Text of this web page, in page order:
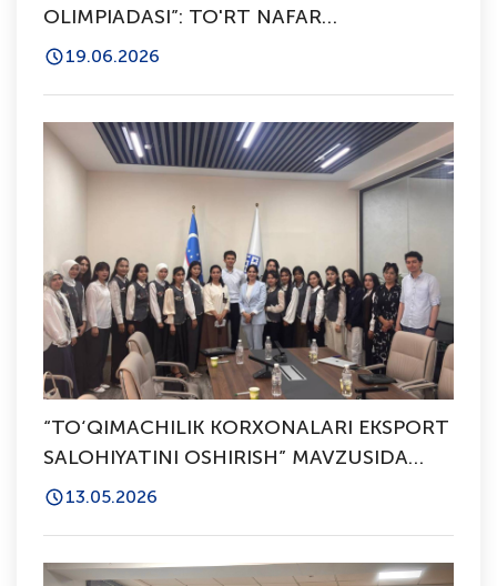
OLIMPIADASI”: TO'RT NAFAR
SPORTCHIMIZ RESPUBLIKA BOSQICHIGA
19.06.2026
“TO‘QIMACHILIK KORXONALARI EKSPORT
SALOHIYATINI OSHIRISH” MAVZUSIDA
SEMINAR-TRENING O‘TKAZILDI
13.05.2026